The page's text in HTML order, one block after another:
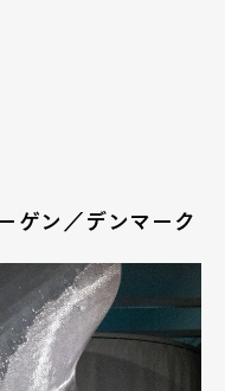
ン／デンマーク